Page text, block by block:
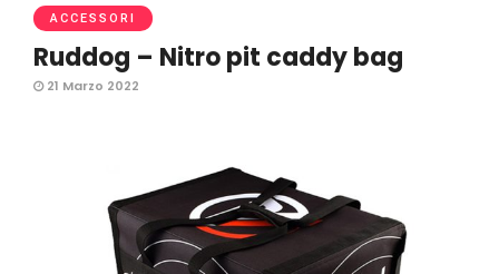
ACCESSORI
Ruddog – Nitro pit caddy bag
21 Marzo 2022